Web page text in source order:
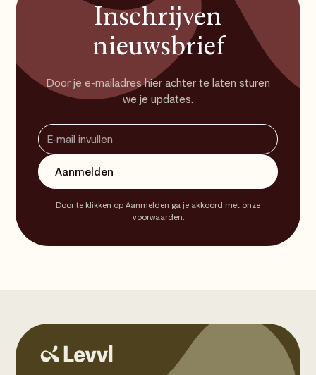
Inschrijven
nieuwsbrief
Door je e-mailadres hier achter te laten sturen
we je updates.
Door te klikken op Aanmelden ga je akkoord met onze
voorwaarden.